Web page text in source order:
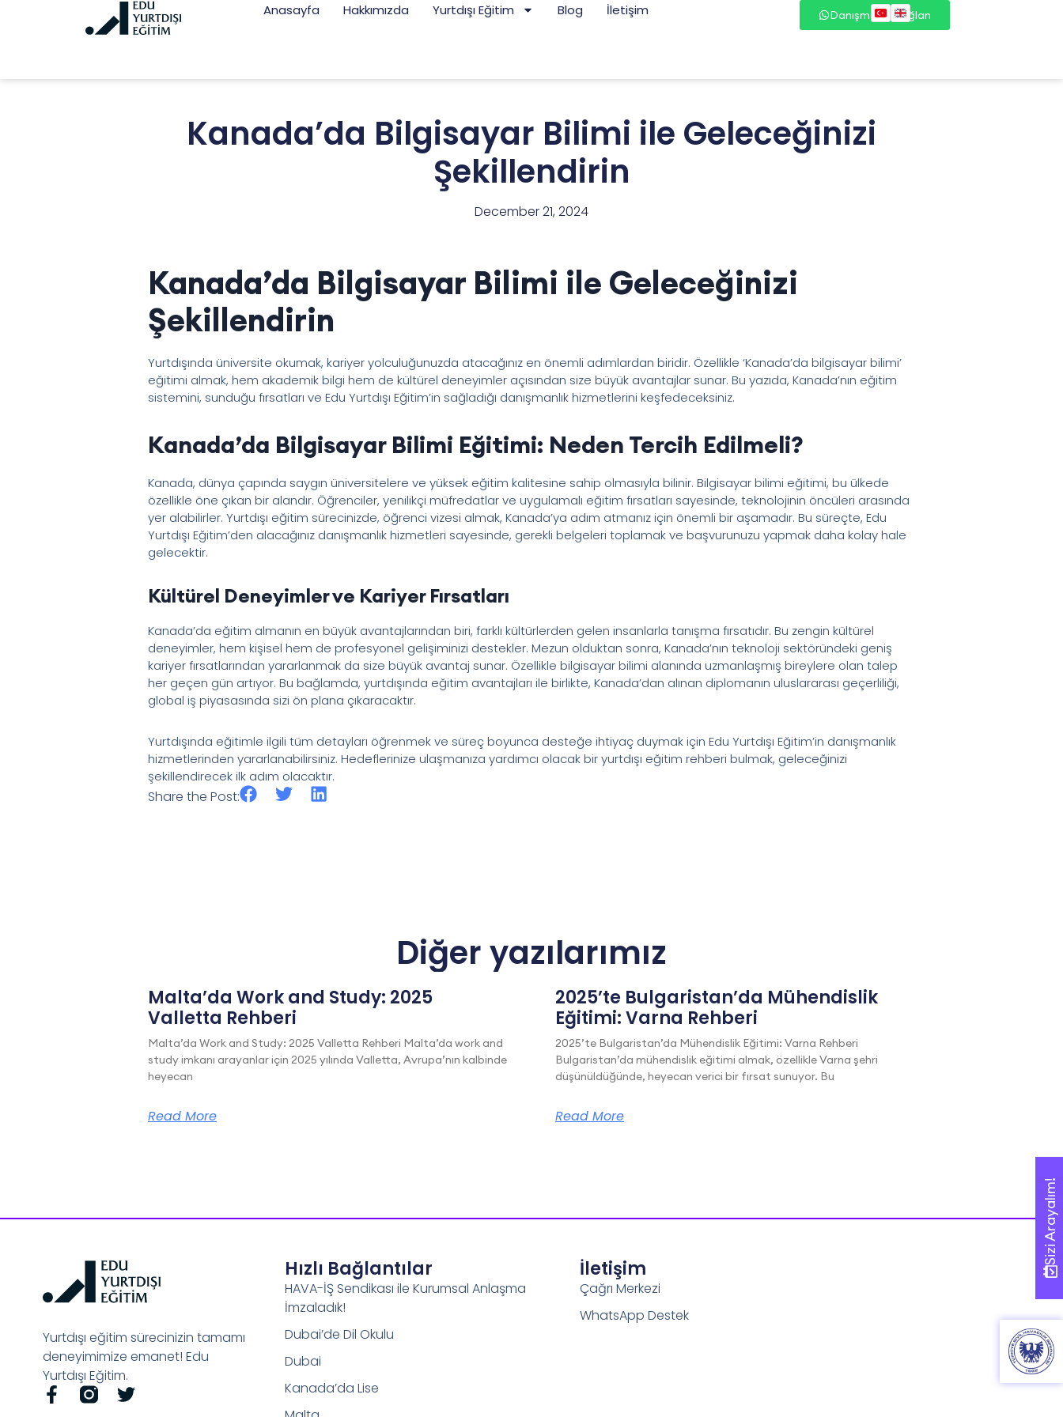
Anasayfa Hakkımızda Yurtdışı Eğitim Blog İletişim Danışmana Bağlan
Kanada’da Bilgisayar Bilimi ile Geleceğinizi
Şekillendirin
December 21, 2024
Kanada’da Bilgisayar Bilimi ile Geleceğinizi
Şekillendirin
Yurtdışında üniversite okumak, kariyer yolculuğunuzda atacağınız en önemli adımlardan biridir. Özellikle ‘Kanada’da bilgisayar bilimi’
eğitimi almak, hem akademik bilgi hem de kültürel deneyimler açısından size büyük avantajlar sunar. Bu yazıda, Kanada’nın eğitim
sistemini, sunduğu fırsatları ve Edu Yurtdışı Eğitim’in sağladığı danışmanlık hizmetlerini keşfedeceksiniz.
Kanada’da Bilgisayar Bilimi Eğitimi: Neden Tercih Edilmeli?
Kanada, dünya çapında saygın üniversitelere ve yüksek eğitim kalitesine sahip olmasıyla bilinir. Bilgisayar bilimi eğitimi, bu ülkede
özellikle öne çıkan bir alandır. Öğrenciler, yenilikçi müfredatlar ve uygulamalı eğitim fırsatları sayesinde, teknolojinin öncüleri arasında
yer alabilirler. Yurtdışı eğitim sürecinizde, öğrenci vizesi almak, Kanada’ya adım atmanız için önemli bir aşamadır. Bu süreçte, Edu
Yurtdışı Eğitim’den alacağınız danışmanlık hizmetleri sayesinde, gerekli belgeleri toplamak ve başvurunuzu yapmak daha kolay hale
gelecektir.
Kültürel Deneyimler ve Kariyer Fırsatları
Kanada’da eğitim almanın en büyük avantajlarından biri, farklı kültürlerden gelen insanlarla tanışma fırsatıdır. Bu zengin kültürel
deneyimler, hem kişisel hem de profesyonel gelişiminizi destekler. Mezun olduktan sonra, Kanada’nın teknoloji sektöründeki geniş
kariyer fırsatlarından yararlanmak da size büyük avantaj sunar. Özellikle bilgisayar bilimi alanında uzmanlaşmış bireylere olan talep
her geçen gün artıyor. Bu bağlamda, yurtdışında eğitim avantajları ile birlikte, Kanada’dan alınan diplomanın uluslararası geçerliliği,
global iş piyasasında sizi ön plana çıkaracaktır.
Yurtdışında eğitimle ilgili tüm detayları öğrenmek ve süreç boyunca desteğe ihtiyaç duymak için Edu Yurtdışı Eğitim’in danışmanlık
hizmetlerinden yararlanabilirsiniz. Hedeflerinize ulaşmanıza yardımcı olacak bir yurtdışı eğitim rehberi bulmak, geleceğinizi
şekillendirecek ilk adım olacaktır.
Share the Post:
Diğer yazılarımız
Malta’da Work and Study: 2025
Valletta Rehberi
Malta’da Work and Study: 2025 Valletta Rehberi Malta’da work and
study imkanı arayanlar için 2025 yılında Valletta, Avrupa’nın kalbinde
heyecan
Read More
2025’te Bulgaristan’da Mühendislik
Eğitimi: Varna Rehberi
2025’te Bulgaristan’da Mühendislik Eğitimi: Varna Rehberi
Bulgaristan’da mühendislik eğitimi almak, özellikle Varna şehri
düşünüldüğünde, heyecan verici bir fırsat sunuyor. Bu
Read More
Sizi Arayalım!
Sizi Arayalım!
Yurtdışı eğitim sürecinizin tamamı
deneyimimize emanet! Edu
Yurtdışı Eğitim.
Hızlı Bağlantılar
HAVA-İŞ Sendikası ile Kurumsal Anlaşma
İmzaladık!
Dubai’de Dil Okulu
Dubai
Kanada’da Lise
İletişim
Çağrı Merkezi
WhatsApp Destek